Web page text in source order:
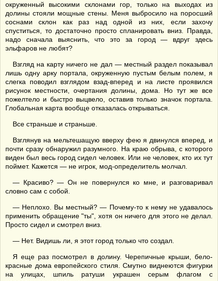
окруженный высокими склонами гор, только на выходах из
долины стояли мощные стены. Меня выбросило на поросший
соснами склон как раз над одной из них, если захочу
спуститься, то достаточно просто спланировать вниз. Правда,
надо сначала выяснить, что это за город — вдруг здесь
эльфаров не любят?
Взгляд на карту ничего не дал — местный раздел показывал
лишь одну арку портала, окруженную пустым белым полем, я
слегка поводил взглядом взад-вперед и на листе проявился
рисунок местности, очертания долины, дома. Но тут же все
пожелтело и быстро выцвело, оставив только значок портала.
Глобальная карта вообще отказалась открываться.
Все страньше и страньше.
Взглянув на мельтешащую вверху фею я двинулся вперед, и
почти сразу обнаружил разумного. На краю обрыва, с которого
виден был весь город сидел человек. Или не человек, кто их тут
поймет. Кажется — не игрок, мод-определитель молчал.
— Красиво? — Он не повернулся ко мне, и разговаривал
словно сам с собой.
— Неплохо. Вы местный? — Почему-то к нему не удавалось
применить обращение "ты", хотя он ничего для этого не делал.
Просто сидел и смотрел вниз.
— Нет. Видишь ли, я этот город только что создал.
Я еще раз посмотрел в долину. Черепичные крыши, бело-
красные дома европейского стиля. Смутно виднеются фигурки
на улицах, шпиль ратуши украшен серым флагом с